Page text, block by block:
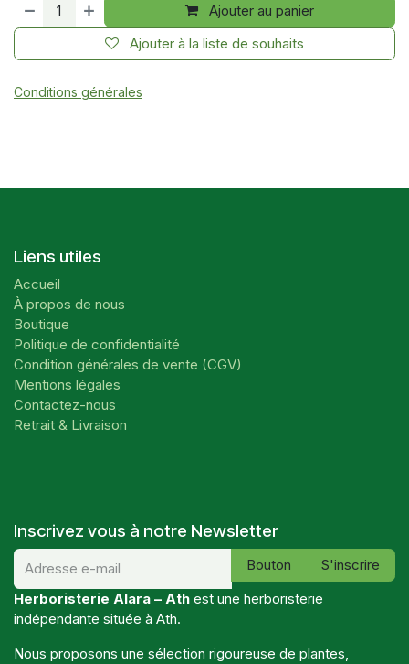
Ajouter au panier
Ajouter à la liste de souhaits
Conditions générales
Liens utiles
Accueil
À propos de nous
Boutique
Politique de confidentialité
Condition générales de vente (CGV)
Mentions légales
Contactez-nous
Retrait & Livraison
Inscrivez vous à notre Newsletter
Bouton
S'inscrire
Herboristerie Alara – Ath est une herboristerie
indépendante située à Ath.
Nous proposons une sélection rigoureuse de plantes,